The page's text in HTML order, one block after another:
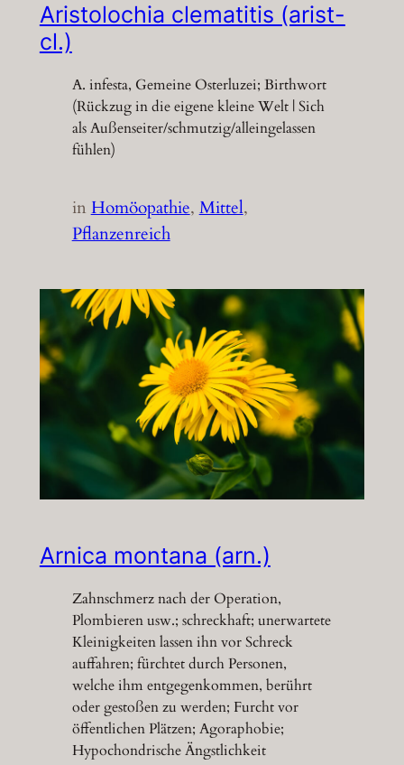
Aristolochia clematitis (arist-
cl.)
A. infesta, Gemeine Osterluzei; Birthwort
(Rückzug in die eigene kleine Welt | Sich
als Außenseiter/schmutzig/alleingelassen
fühlen)
inHomöopathie, Mittel
Pflanzenreich
Arnica montana (arn.)
Zahnschmerz nach der Operation,
Plombieren usw.; schreckhaft; unerwartete
Kleinigkeiten lassen ihn vor Schreck
auffahren; fürchtet durch Personen,
welche ihm entgegenkommen, berührt
oder gestoßen zu werden; Furcht vor
öffentlichen Plätzen; Agoraphobie;
Hypochondrische Ängstlichkeit